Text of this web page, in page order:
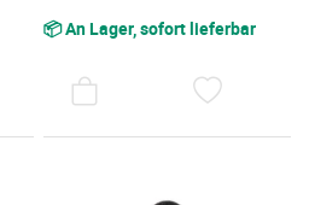
📦 An Lager, sofort lieferbar